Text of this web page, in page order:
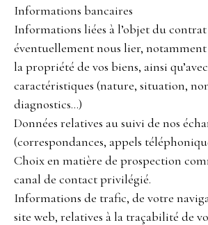
Informations bancaires
Informations liées à l’objet du
éventuellement nous lier,
la propriété de vos biens, ainsi
caractéristiques (nature, situation,
diagnostics…)
Données relatives au suivi de nos
(correspondances, appels
Choix en matière de prospection
canal de contact privilégié.
Informations de trafic, de votre
site web, relatives à la traçabilité de